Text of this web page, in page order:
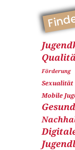
Förderung
Sexualität
Mobile